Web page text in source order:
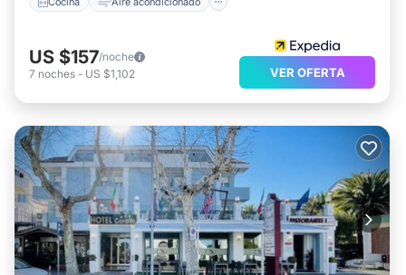
US $157/noche
7 noches - US $1,102 VER OFERTA